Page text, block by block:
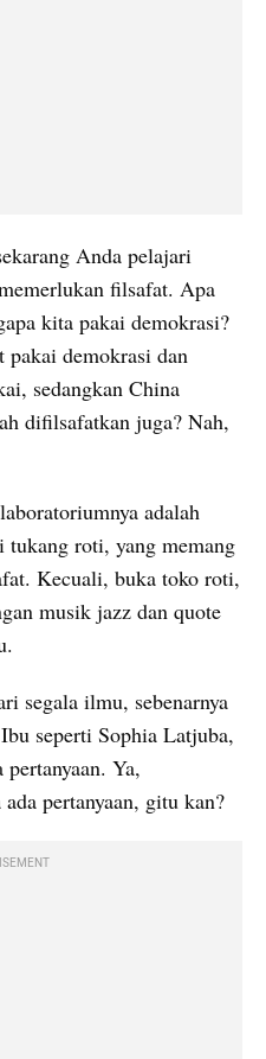
Anda pelajari
filsafat. Apa
kita pakai demokrasi?
demokrasi dan
sedangkan China
difilsafatkan juga? Nah,
adalah
roti, yang memang
Kecuali, buka toko roti,
musik jazz dan quote
segala ilmu, sebenarnya
seperti Sophia Latjuba,
Ya,
pertanyaan, gitu kan?